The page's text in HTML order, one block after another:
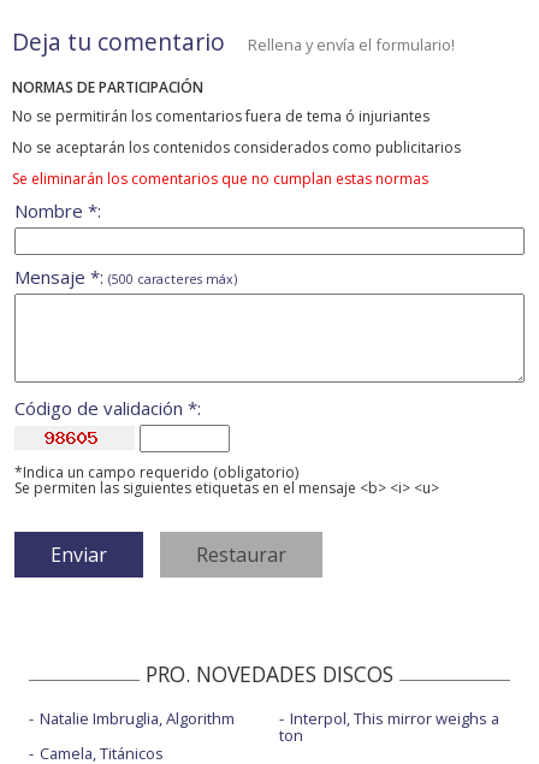
Deja tu comentario Rellena y envía el formulario!
NORMAS DE PARTICIPACIÓN
No se permitirán los comentarios fuera de tema ó injuriantes
No se aceptarán los contenidos considerados como publicitarios
Se eliminarán los comentarios que no cumplan estas normas
Nombre *:
Mensaje *: (500 caracteres máx)
Código de validación *:
*Indica un campo requerido (obligatorio)
Se permiten las siguientes etiquetas en el mensaje <b> <i> <u>
PRO. NOVEDADES DISCOS
Natalie Imbruglia, Algorithm
Camela, Titánicos
Interpol, This mirror weighs a
ton